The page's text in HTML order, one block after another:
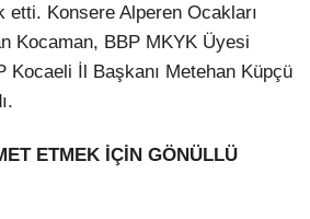
etti. Konsere Alperen Ocakları
Kocaman, BBP MKYK Üyesi
Kocaeli İl Başkanı Metehan Küpçü
ETMEK İÇİN GÖNÜLLÜ